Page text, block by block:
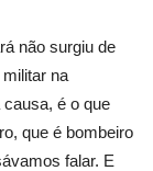
não surgiu de
na
é o que
que é bombeiro
falar. E